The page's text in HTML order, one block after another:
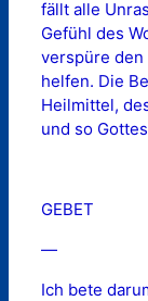
fällt alle
Gefühl des
verspüre den
helfen. Die
Heilmittel,
und so
GEBET
—
Ich bete